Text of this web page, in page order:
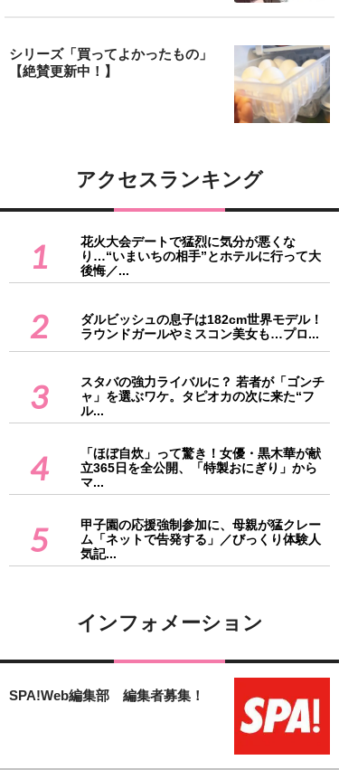
シリーズ「買ってよかったもの」
【絶賛更新中！】
アクセスランキング
1
花火大会デートで猛烈に気分が悪くな
り…“いまいちの相手”とホテルに行って大
後悔／...
2
ダルビッシュの息子は182cm世界モデル！
ラウンドガールやミスコン美女も…プロ...
3
スタバの強力ライバルに？ 若者が「ゴンチ
ャ」を選ぶワケ。タピオカの次に来た“フ
ル...
4
「ほぼ自炊」って驚き！女優・黒木華が献
立365日を全公開、「特製おにぎり」から
マ...
5
甲子園の応援強制参加に、母親が猛クレー
ム「ネットで告発する」／びっくり体験人
気記...
インフォメーション
SPA!Web編集部 編集者募集！